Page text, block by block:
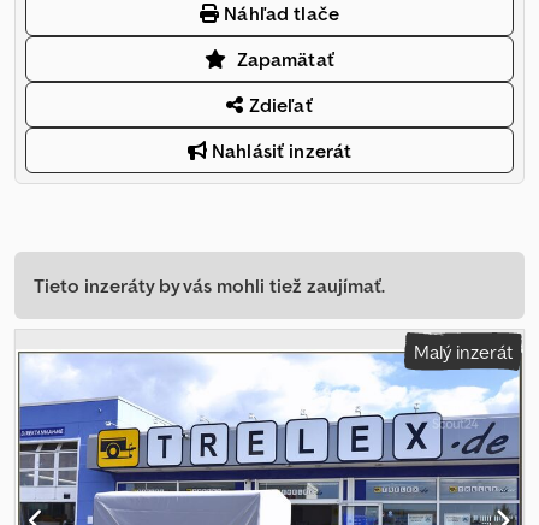
Náhľad tlače
Zapamätať
Zdieľať
Nahlásiť inzerát
Tieto inzeráty by vás mohli tiež zaujímať.
Malý inzerát